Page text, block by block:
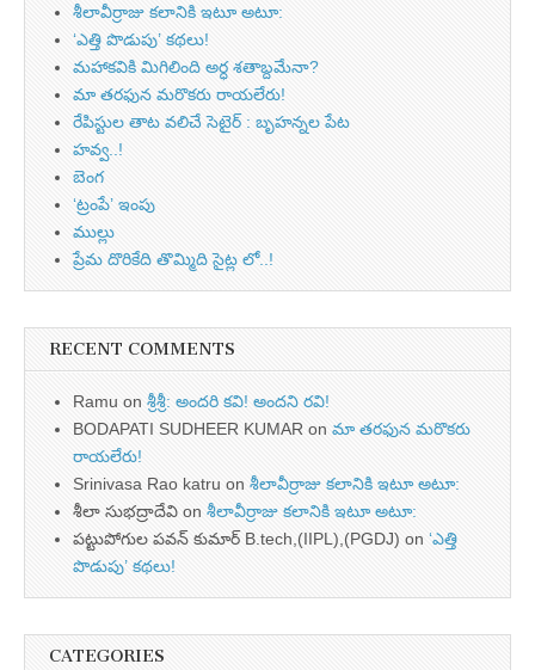
శీలావీర్రాజు కలానికి ఇటూ అటూ:
‘ఎత్తి పొడుపు’ కథలు!
మహాకవికి మిగిలింది అర్ధ శతాబ్దమేనా?
మా తరఫున మరొకరు రాయలేరు!
రేపిస్టుల తాట వలిచే సెటైర్ : బృహన్నల పేట
హవ్వ..!
బెంగ
‘ట్రంపే’ ఇంపు
ముల్లు
ప్రేమ దొరికేది తొమ్మిది సైట్ల లో..!
RECENT COMMENTS
Ramu on శ్రీశ్రీ: అందరి కవి! అందని రవి!
BODAPATI SUDHEER KUMAR on మా తరఫున మరొకరు
రాయలేరు!
Srinivasa Rao katru on శీలావీర్రాజు కలానికి ఇటూ అటూ:
శీలా సుభద్రాదేవి on శీలావీర్రాజు కలానికి ఇటూ అటూ:
పట్టుపోగుల పవన్ కుమార్ B.tech,(IIPL),(PGDJ) on ‘ఎత్తి
పొడుపు’ కథలు!
CATEGORIES